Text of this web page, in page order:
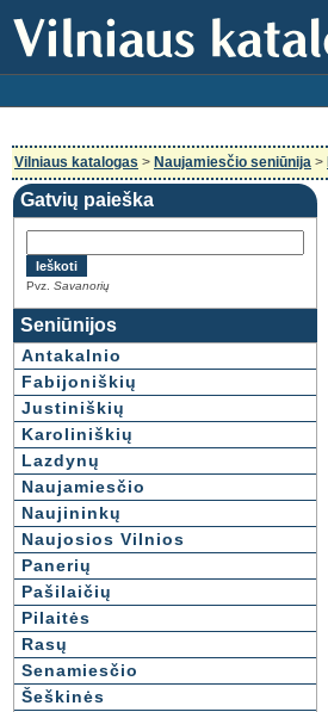
Vilniaus katalogas > Naujamiesčio seniūnija >
Gatvių paieška
Pvz. Savanorių
Seniūnijos
Antakalnio
Fabijoniškių
Justiniškių
Karoliniškių
Lazdynų
Naujamiesčio
Naujininkų
Naujosios Vilnios
Panerių
Pašilaičių
Pilaitės
Rasų
Senamiesčio
Šeškinės